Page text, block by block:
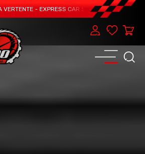
- EXPRESS CAR SERVICE, MANUTENÇÃO